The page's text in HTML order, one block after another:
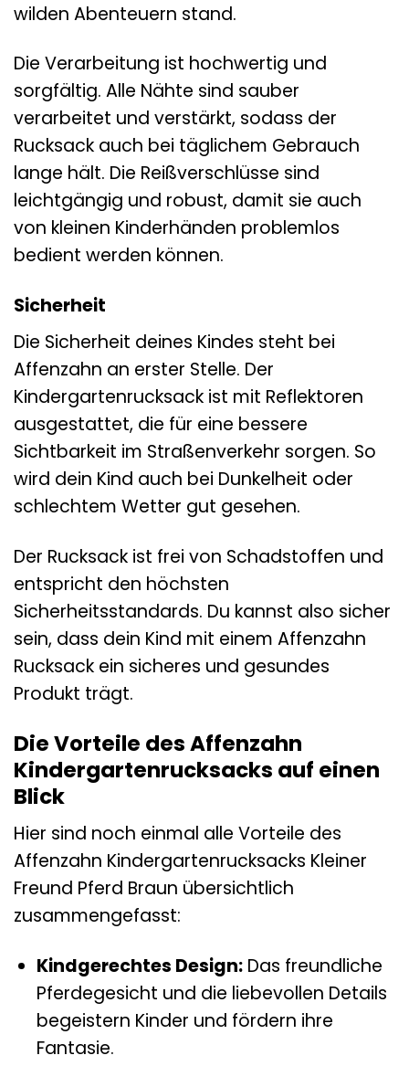
wilden Abenteuern stand.
Die Verarbeitung ist hochwertig und
sorgfältig. Alle Nähte sind sauber
verarbeitet und verstärkt, sodass der
Rucksack auch bei täglichem Gebrauch
lange hält. Die Reißverschlüsse sind
leichtgängig und robust, damit sie auch
von kleinen Kinderhänden problemlos
bedient werden können.
Sicherheit
Die Sicherheit deines Kindes steht bei
Affenzahn an erster Stelle. Der
Kindergartenrucksack ist mit Reflektoren
ausgestattet, die für eine bessere
Sichtbarkeit im Straßenverkehr sorgen. So
wird dein Kind auch bei Dunkelheit oder
schlechtem Wetter gut gesehen.
Der Rucksack ist frei von Schadstoffen und
entspricht den höchsten
Sicherheitsstandards. Du kannst also sicher
sein, dass dein Kind mit einem Affenzahn
Rucksack ein sicheres und gesundes
Produkt trägt.
Die Vorteile des Affenzahn
Kindergartenrucksacks auf einen
Blick
Hier sind noch einmal alle Vorteile des
Affenzahn Kindergartenrucksacks Kleiner
Freund Pferd Braun übersichtlich
zusammengefasst:
Kindgerechtes Design:Das freundliche
Pferdegesicht und die liebevollen Details
begeistern Kinder und fördern ihre
Fantasie.